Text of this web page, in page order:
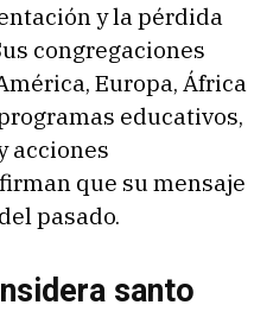
y la pérdida
congregaciones
Europa, África
educativos,
acciones
que su mensaje
pasado.
santo